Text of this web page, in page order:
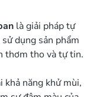
là giải pháp tự
dụng sản phẩm
thơm tho và tự tin.
khả năng khử mùi,